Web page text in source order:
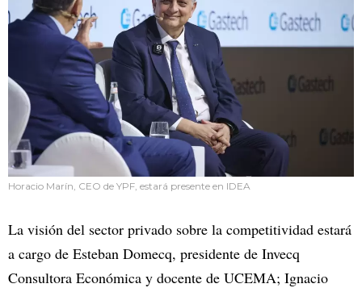
Horacio Marín, CEO de YPF, estará presente en IDEA
La visión del sector privado sobre la competitividad estará
a cargo de Esteban Domecq, presidente de Invecq
Consultora Económica y docente de UCEMA; Ignacio